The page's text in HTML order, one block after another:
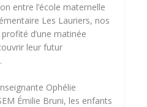
entre l’école maternelle
Les Lauriers, nos
d’une matinée
leur futur
Ophélie
Émilie Bruni, les enfants